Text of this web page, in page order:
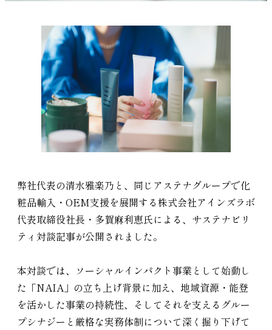
弊社代表の清水雅楽乃と、同じアステナグループで化
粧品輸入・OEM支援を展開する株式会社アインズラボ
代表取締役社長・多賀麻利恵氏による、サステナビリ
ティ対談記事が公開されました。
本対談では、ソーシャルインパクト事業として始動し
た「NAIA」の立ち上げ背景に加え、地域資源・能登
を活かした事業の持続性、そしてそれを支えるグルー
プシナジーと厳格な実務体制について深く掘り下げて